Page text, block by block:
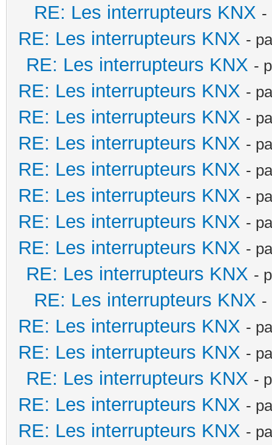
RE: Les interrupteurs KNX -
RE: Les interrupteurs KNX -
RE: Les interrupteurs KNX -
RE: Les interrupteurs KNX -
RE: Les interrupteurs KNX -
RE: Les interrupteurs KNX -
RE: Les interrupteurs KNX -
RE: Les interrupteurs KNX -
RE: Les interrupteurs KNX -
RE: Les interrupteurs KNX -
RE: Les interrupteurs KNX -
RE: Les interrupteurs KNX -
RE: Les interrupteurs KNX -
RE: Les interrupteurs KNX -
RE: Les interrupteurs KNX -
RE: Les interrupteurs KNX -
RE: Les interrupteurs KNX -